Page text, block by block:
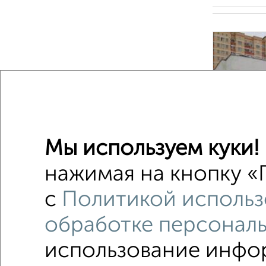
2
1 / 1
Мы используем куки!
нажимая на кнопку
с
Политикой
обработке
использование